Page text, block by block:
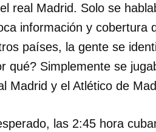
real Madrid. Solo se
información y cobertura
países, la gente se
qué? Simplemente se
Madrid y el Atlético de
las 2:45 hora